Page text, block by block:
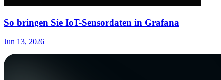
So bringen Sie IoT-Sensordaten in Grafana
Jun 13, 2026